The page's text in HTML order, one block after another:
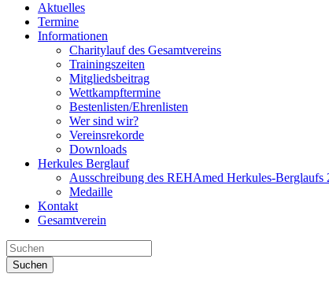
Aktuelles
Termine
Informationen
Charitylauf des Gesamtvereins
Trainingszeiten
Mitgliedsbeitrag
Wettkampftermine
Bestenlisten/Ehrenlisten
Wer sind wir?
Vereinsrekorde
Downloads
Herkules Berglauf
Ausschreibung des REHAmed Herkules-Berglaufs
Medaille
Kontakt
Gesamtverein
Suchen